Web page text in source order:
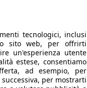
tecnologici, inclusi
sito web, per offrirti
un'esperienza utente
estese, consentiamo
ad esempio, per
per mostrarti